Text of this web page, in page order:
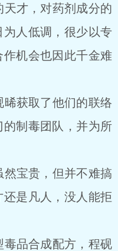
才，对药剂成分的
人低调，很少以专
机会也因此千金难
获取了他们的联络
制毒团队，并为所
宝贵，但并不难搞
是凡人，没人能拒
品合成配方，程砚